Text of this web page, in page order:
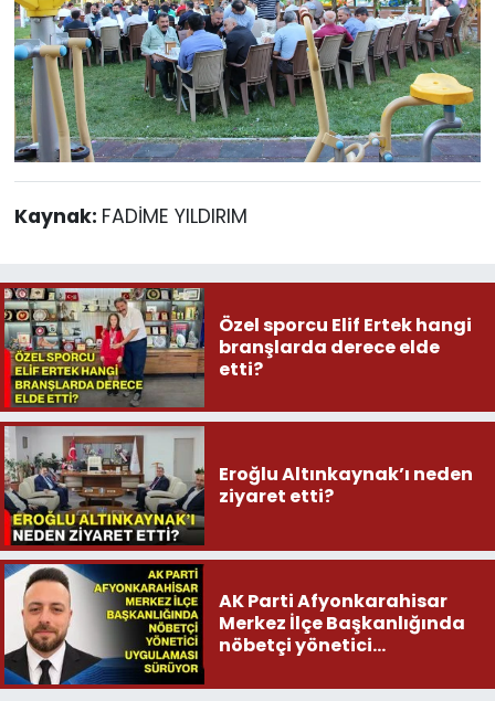
Kaynak: FADİME YILDIRIM
Özel sporcu Elif Ertek hangi
branşlarda derece elde
etti?
Eroğlu Altınkaynak’ı neden
ziyaret etti?
AK Parti Afyonkarahisar
Merkez İlçe Başkanlığında
nöbetçi yönetici